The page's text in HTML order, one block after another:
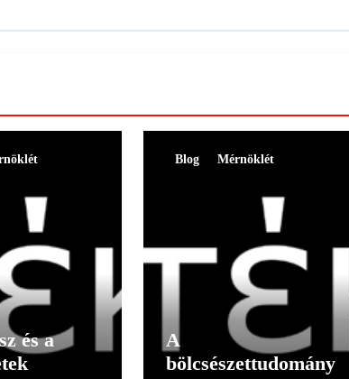
és a
Blog Mérnöklét
A
bölcsészettudomány